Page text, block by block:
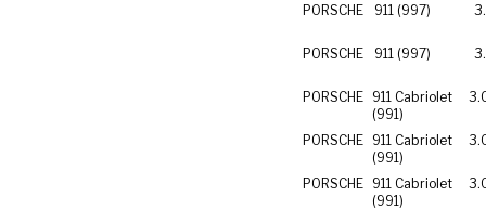
PORSCHE 911 (997)
PORSCHE 911 (997)
PORSCHE 911 Cabriolet
(991)
PORSCHE 911 Cabriolet
(991)
PORSCHE 911 Cabriolet
(991)